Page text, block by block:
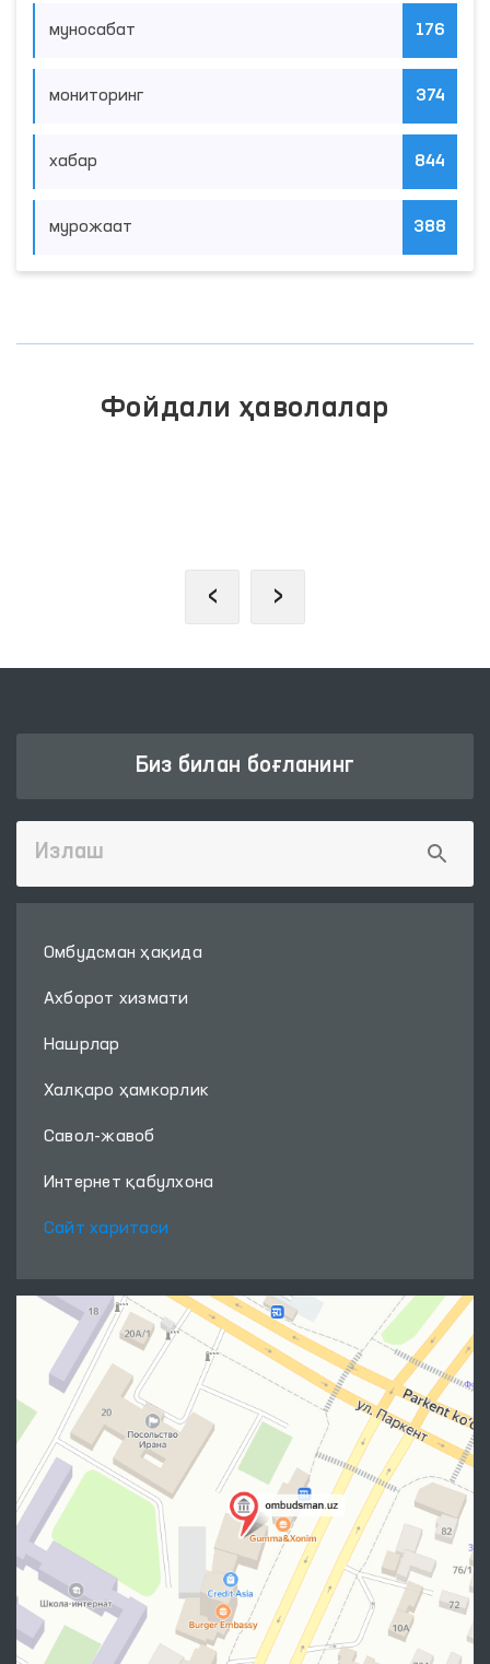
муносабат 176
мониторинг 374
хабар 844
мурожаат 388
Фойдали ҳаволалар
‹ ›
Биз билан боғланинг
Омбудсман ҳақида
Ахборот хизмати
Нашрлар
Халқаро ҳамкорлик
Савол-жавоб
Интернет қабулхона
Сайт харитаси